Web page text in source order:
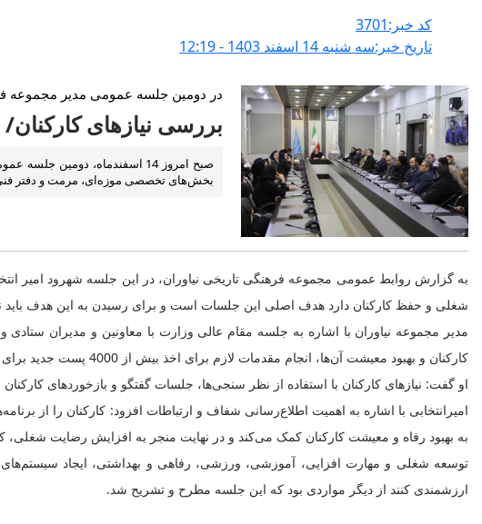
کد خبر:3701
تاریخ خبر:سه شنبه 14 اسفند 1403 - 12:19
در دومین جلسه عمومی مدیر مجموعه
بررسی نیازهای
صبح امروز 14 اسفندماه،
بخش‌های تخصصی موزه‌ای، مرمت و دفتر
به گزارش روابط عمومی مجموعه فرهنگی تاریخی نیاوران، در این جلسه شهرود‌ امیر
شغلی و حفظ کارکنان دارد هدف اصلی این جلسات است و برای رسیدن به این هدف باید
کارکنان و بهبود معیشت آن‌ها، انجام مقدمات لازم برای اخذ بیش از 4000 پست جدید برای یگان حفاظت و موزه‌ها از مهم‌ترین محور‌های سیاست وزارتخانه در خصوص بهبود معیشت کارکنان است.
او گفت: نیاز‌های کارکنان با استفاده از نظر سنجی‌ها، جلسات گفتگو و بازخورد‌های
امیرانتخابی با اشاره به اهمیت اطلاع‌رسانی شفاف و ارتباطات افزود: کارکنان را از
به بهبود رفاه و معیشت کارکنان کمک می‌کند و در نهایت منجر به افزایش رضایت شغلی،
توسعه شغلی و مهارت افزایی، آموزشی، ورزشی، رفاهی و بهداشتی، ایجاد
ارزشمندی کنند از دیگر مواردی بود که این جلسه مطرح و تشریح شد.